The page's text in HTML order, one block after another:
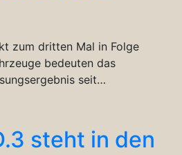
zum dritten Mal in Folge
bedeuten das
seit…
steht in den